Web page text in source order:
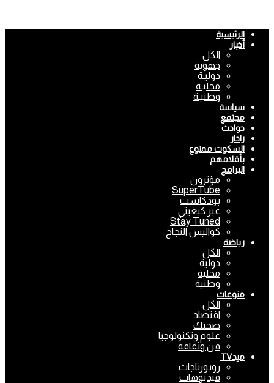
الرئيسية
أخبار
الكل
جهوية
دوليـة
محليـة
وطنيـة
سياسة
مجتمع
حوادث
رادار
السكوت ممنوع
بأقلامهم
البرامج
مؤثرون
SuperTube
بودكاست
عبر كبغيتي
Stay Tuned
كواليس النجاح
رياضة
الكل
دولية
محلية
وطنية
منوعات
الكل
اقتصاد
صحتك
علوم وتكنولوجيا
فن وثقافة
ميدTV
روبورتاجات
فيديوهات